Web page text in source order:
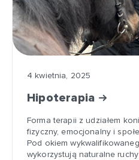
4 kwietnia, 2025
Hipoterapia
Forma terapii z udziałem
fizyczny, emocjonalny i
Pod okiem
wykorzystują naturalne